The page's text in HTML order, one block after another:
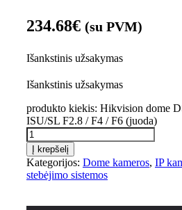
234.68€ (su PVM)
Išankstinis užsakymas
Išankstinis užsakymas
produkto kiekis: Hikvision dome
ISU/SL F2.8 / F4 / F6 (juoda)
Į krepšelį
Kategorijos: Dome kameros, IP
stebėjimo sistemos